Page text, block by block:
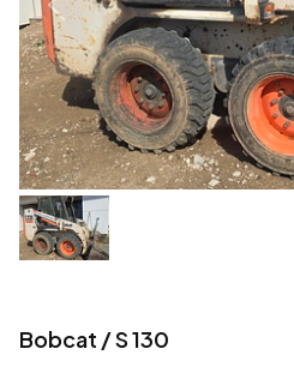
Bobcat / S 130